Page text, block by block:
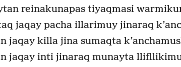
reinakunapas tiyaqmasi
jaqay pacha illarimuy jinaraq
jaqay killa jina sumaqta
jaqay inti jinaraq munayta